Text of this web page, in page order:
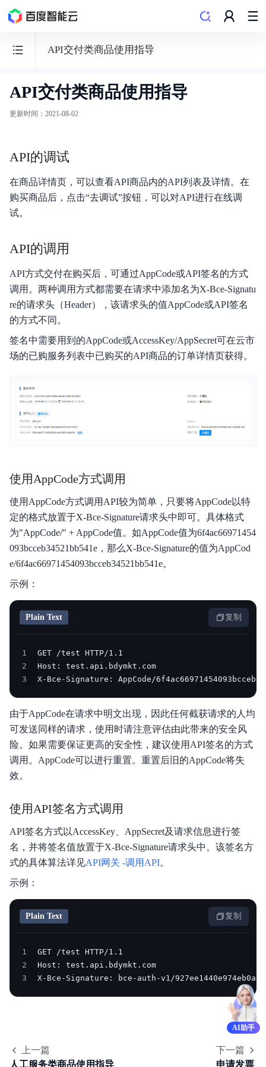
API交付类商品使用指导
云
市
云市场介绍
用户操作指南
云市场协议与规范
常见问题
API交付类商品使用指导
更新时间 ： 2021-08-02
API的调试
在商品详情页，可以查看API商品内的API列表及详情。在
购买商品后，点击“去调试”按钮，可以对API进行在线调
试。
API的调用
API方式交付在购买后，可通过AppCode或API签名的方式
调用。两种调用方式都需要在请求中添加名为X-Bce-Signatu
re的请求头（Header），该请求头的值AppCode或API签名
的方式不同。
签名中需要用到的AppCode或AccessKey/AppSecret可在云市
场的已购服务列表中已购买的API商品的订单详情页获得。
使用AppCode方式调用
使用AppCode方式调用API较为简单，只要将AppCode以特
定的格式放置于X-Bce-Signature请求头中即可。具体格式
为"AppCode/" + AppCode值。如AppCode值为6f4ac66971454
093bcceb34521bb541e，那么X-Bce-Signature的值为AppCod
e/6f4ac66971454093bcceb34521bb541e。
示例：
Plain Text 复制
1
2
3
X-Bce-Signature: AppCode/
由于AppCode在请求中明文出现，因此任何截获请求的人均
可发送同样的请求，使用时请注意评估由此带来的安全风
险。如果需要保证更高的安全性，建议使用API签名的方式
调用。AppCode可以进行重置。重置后旧的AppCode将失
效。
使用API签名方式调用
API签名方式以AccessKey、AppSecret及请求信息进行签
名，并将签名值放置于X-Bce-Signature请求头中。该签名方
式的具体算法详见API网关 -调用API。
示例：
Plain Text 复制
1
2
3
X-Bce-Signature: bce-auth-v1/
上一篇
人工服务类商品使用指导
下一篇
申请发票
AI助手